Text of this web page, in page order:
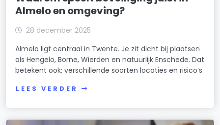
Almelo en omgeving?
28 december 2025
Almelo ligt centraal in Twente. Je zit dicht bij plaatsen
als Hengelo, Borne, Wierden en natuurlijk Enschede. Dat
betekent ook: verschillende soorten locaties en risico’s.
LEES VERDER